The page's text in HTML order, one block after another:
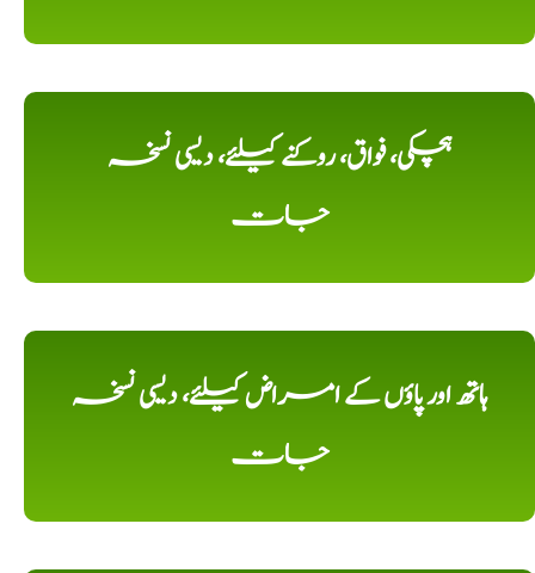
ہچکی، فواق، روکنے کیلئے، دیسی نسخہ
جات
ہاتھ اور پاؤں کے امراض کیلئے، دیسی نسخہ
جات